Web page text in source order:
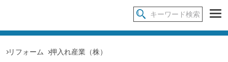
リフォーム 押入れ産業（株）